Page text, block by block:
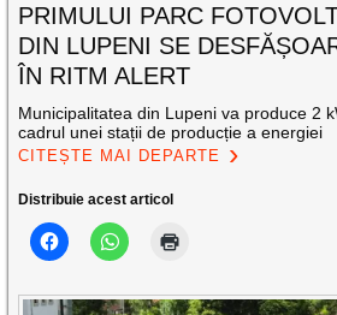
PRIMULUI PARC
DIN LUPENI SE
ÎN RITM ALERT
Municipalitatea din Lupeni va produce 2
cadrul unei stații de producție a energiei
CITEȘTE MAI DEPARTE
Distribuie acest articol